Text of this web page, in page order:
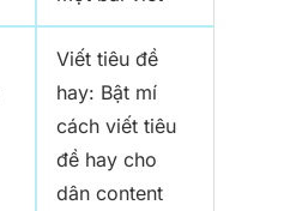
Viết tiêu đề
hay: Bật mí
cách viết tiêu
đề hay cho
dân content